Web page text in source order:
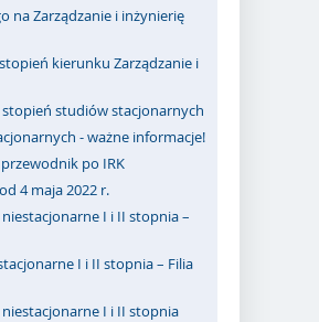
na Zarządzanie i inżynierię
kierunku Zarządzanie i
studiów stacjonarnych
- ważne informacje!
po IRK
4 maja 2022 r.
I i II stopnia –
I i II stopnia – Filia
I i II stopnia